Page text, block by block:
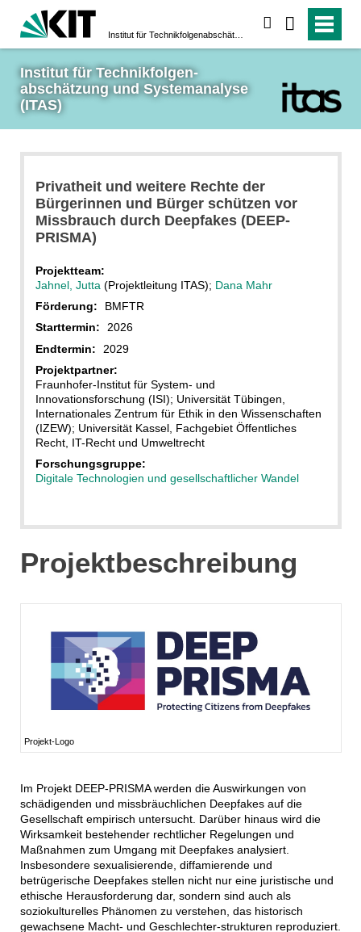
Institut für Technikfolgen­
abschätzung und System­analyse
(ITAS)
Privatheit und weitere Rechte der
Bürgerinnen und Bürger schützen vor
Missbrauch durch Deepfakes (DEEP-
PRISMA)
Projektteam:
Jahnel, Jutta (Projektleitung ITAS); Dana Mahr
Förderung:
BMFTR
Starttermin:
2026
Endtermin:
2029
Projektpartner:
Fraunhofer-Institut für System- und
Innovationsforschung (ISI); Universität Tübingen,
Internationales Zentrum für Ethik in den Wissenschaften
(IZEW); Universität Kassel, Fachgebiet Öffentliches
Recht, IT-Recht und Umweltrecht
Forschungsgruppe:
Digitale Technologien und gesellschaftlicher Wandel
Projektbeschreibung
Projekt-Logo
Im Projekt DEEP-PRISMA werden die Auswirkungen von
schädigenden und missbräuchlichen Deepfakes auf die
Gesellschaft empirisch untersucht. Darüber hinaus wird die
Wirksamkeit bestehender rechtlicher Regelungen und
Maßnahmen zum Umgang mit Deepfakes analysiert.
Insbesondere sexualisierende, diffamierende und
betrügerische Deepfakes stellen nicht nur eine juristische und
ethische Herausforderung dar, sondern sind auch als
soziokulturelles Phänomen zu verstehen, das historisch
gewachsene Macht- und Geschlechter-strukturen reproduziert.